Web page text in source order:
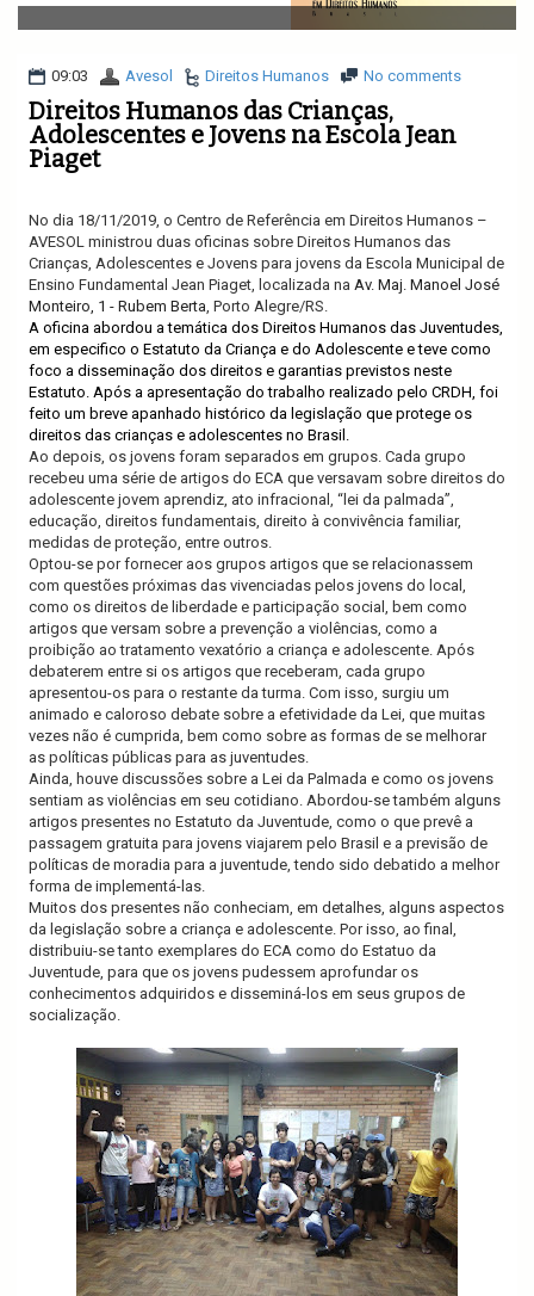
v
i
a
i
o
09:03 Avesol Direitos Humanos No comments
Direitos Humanos das Crianças,
Adolescentes e Jovens na Escola Jean
Piaget
No dia 18/11/2019, o Centro de Referência em Direitos Humanos –
AVESOL ministrou duas oficinas sobre Direitos Humanos das
Crianças, Adolescentes e Jovens para jovens da Escola Municipal de
Ensino Fundamental Jean Piaget, localizada na Av. Maj. Manoel José
Monteiro, 1 - Rubem Berta , Porto Alegre/RS.
A oficina abordou a temática dos Direitos Humanos das Juventudes,
em especifico o Estatuto da Criança e do Adolescente eteve como
foco a disseminação dos direitos e garantias previstos neste
Estatuto. Após a apresentação do trabalho realizado pelo CRDH, foi
feito um breve apanhado histórico da legislação que protege os
direitos das crianças e adolescentes no Brasil.
Ao depois, os jovens foram separados em grupos. Cada grupo
recebeu uma série de artigos do ECA que versavam sobre direitos do
adolescente jovem aprendiz, ato infracional, “lei da palmada”,
educação, direitos fundamentais, direito à convivência familiar,
medidas de proteção, entre outros.
Optou-se por fornecer aos grupos artigos que se relacionassem
com questões próximas das vivenciadas pelos jovens do local,
como os direitos de liberdade e participação social, bem como
artigos que versam sobre a prevenção a violências, como a
proibição ao tratamento vexatório a criança e adolescente. Após
debaterem entre si os artigos que receberam, cada grupo
apresentou-os para o restante da turma. Com isso, surgiu um
animado e caloroso debate sobre a efetividade da Lei, que muitas
vezes não é cumprida, bem como sobre as formas de se melhorar
as políticas públicas para as juventudes.
Ainda, houve discussões sobre a Lei da Palmada e como os jovens
sentiam as violências em seu cotidiano. Abordou-se também alguns
artigos presentes no Estatuto da Juventude, como o que prevê a
passagem gratuita para jovens viajarem pelo Brasil e a previsão de
políticas de moradia para a juventude, tendo sido debatido a melhor
forma de implementá-las.
Muitos dos presentes não conheciam, em detalhes, alguns aspectos
da legislação sobre a criança e adolescente. Por isso, ao final,
distribuiu-se tanto exemplares do ECA como do Estatuo da
Juventude, para que os jovens pudessem aprofundar os
conhecimentos adquiridos e disseminá-los em seus grupos de
socialização.